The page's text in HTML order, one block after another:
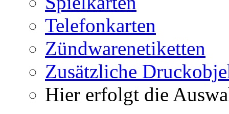
Telefonkarten
Zündwarenetiketten
Zusätzliche
Hier erfolgt die